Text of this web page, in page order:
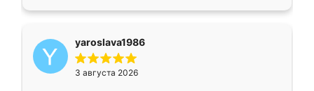
yaroslava1986
3 августа 2026